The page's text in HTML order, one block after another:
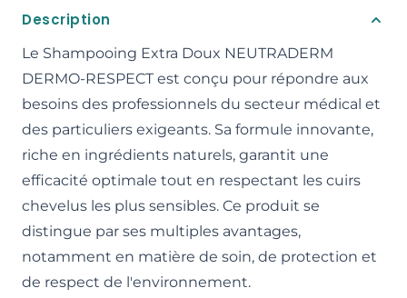
Description
Le Shampooing Extra Doux NEUTRADERM
DERMO-RESPECT est conçu pour répondre aux
besoins des professionnels du secteur médical et
des particuliers exigeants. Sa formule innovante,
riche en ingrédients naturels, garantit une
efficacité optimale tout en respectant les cuirs
chevelus les plus sensibles. Ce produit se
distingue par ses multiples avantages,
notamment en matière de soin, de protection et
de respect de l'environnement.